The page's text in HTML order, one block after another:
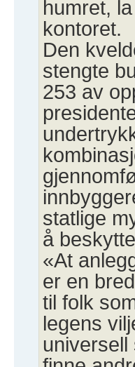
humret,
kontoret.
Den
stengte
253 av
statlige
å
«At
er en
til folk
legens
universell